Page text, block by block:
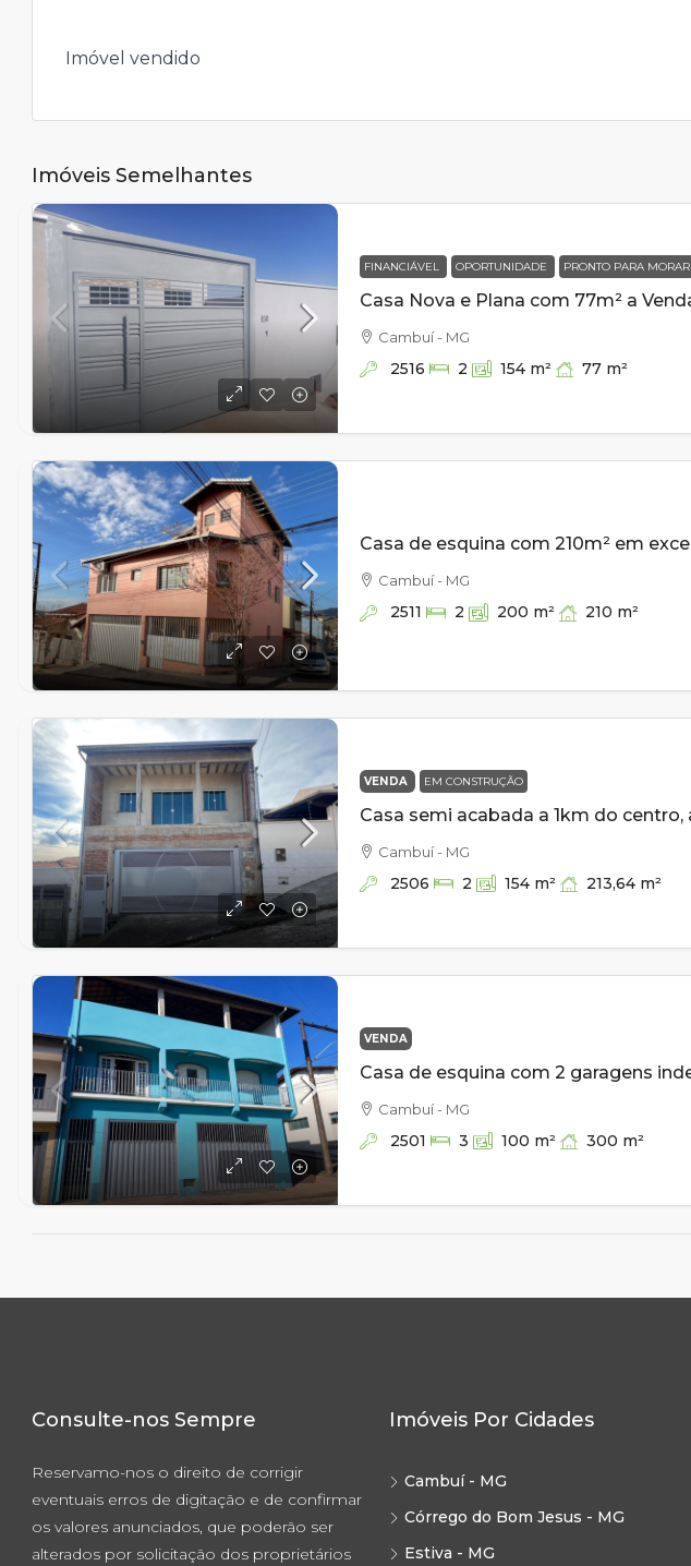
Imóvel vendido
Imóveis Semelhantes
FINANCIÁVEL OPORTUNIDADE PRONTO PARA MORAR
Cambuí - MG
2516 2 154 m² 77 m²
Cambuí - MG
2511 2 200 m² 210 m²
VENDA EM CONSTRUÇÃO
Cambuí - MG
2506 2 154 m² 213,64 m²
VENDA
Cambuí - MG
2501 3 100 m² 300 m²
Consulte-nos Sempre
Reservamo-nos o direito de corrigir
eventuais erros de digitação e de confirmar
os valores anunciados, que poderão ser
alterados por solicitação dos proprietários
Imóveis Por Cidades
Cambuí - MG
Córrego do Bom Jesus - MG
Estiva - MG